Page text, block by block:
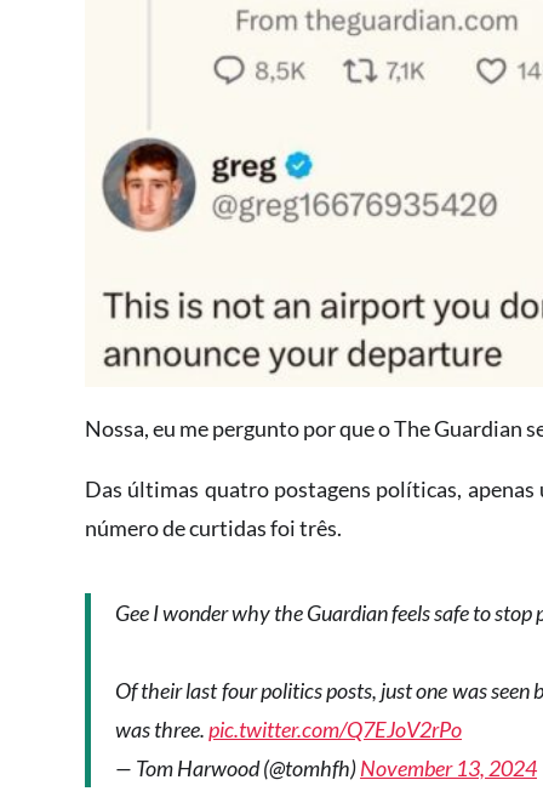
Nossa, eu me pergunto por que o The Guardian
Das últimas quatro postagens políticas,
número de curtidas foi três.
Gee I wonder why the Guardian feels safe to stop
Of their last four politics posts, just one was
was three.pic.twitter.com/Q7EJoV2rPo
— Tom Harwood (@tomhfh)November 13, 2024